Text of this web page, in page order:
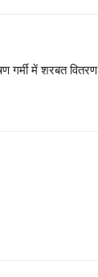
गर्मी में शरबत